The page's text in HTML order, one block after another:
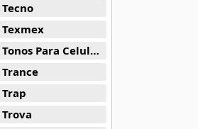
Tecno
Texmex
Tonos Para Celulares
Trance
Trap
Trova